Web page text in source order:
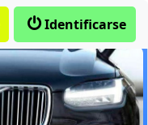
Identificarse